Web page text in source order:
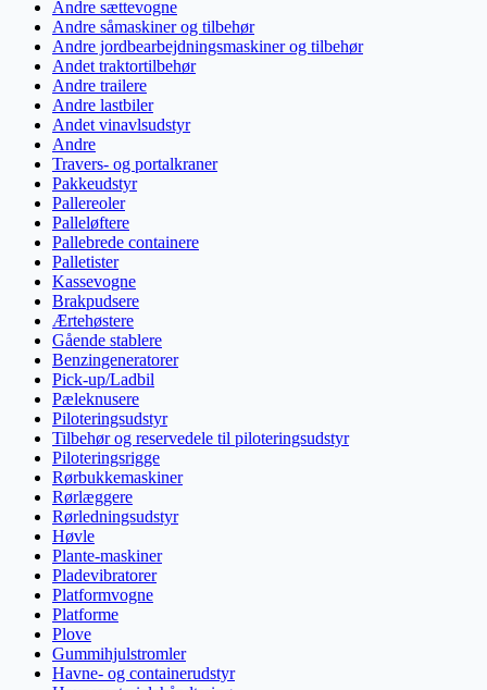
Andre sættevogne
Andre såmaskiner og tilbehør
Andre jordbearbejdningsmaskiner og tilbehør
Andet traktortilbehør
Andre trailere
Andre lastbiler
Andet vinavlsudstyr
Andre
Travers- og portalkraner
Pakkeudstyr
Pallereoler
Palleløftere
Pallebrede containere
Palletister
Kassevogne
Brakpudsere
Ærtehøstere
Gående stablere
Benzingeneratorer
Pick-up/Ladbil
Pæleknusere
Piloteringsudstyr
Tilbehør og reservedele til piloteringsudstyr
Piloteringsrigge
Rørbukkemaskiner
Rørlæggere
Rørledningsudstyr
Høvle
Plante-maskiner
Pladevibratorer
Platformvogne
Platforme
Plove
Gummihjulstromler
Havne- og containerudstyr